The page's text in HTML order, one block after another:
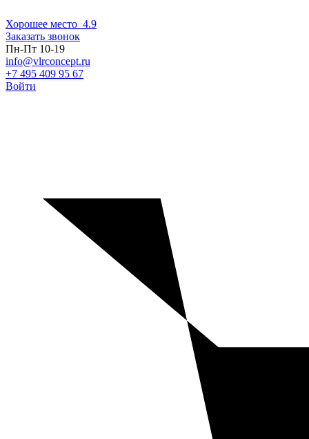
Хорошее место 4.9
Заказать звонок
Пн-Пт 10-19
info@vlrconcept.ru
+7 495 409 95 67
Войти